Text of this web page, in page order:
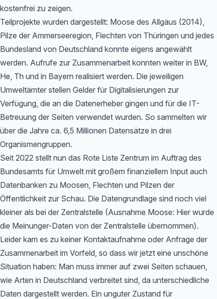
kostenfrei zu zeigen.
Teilprojekte wurden dargestellt: Moose des Allgäus (2014),
Pilze der Ammerseeregion, Flechten von Thüringen und jedes
Bundesland von Deutschland konnte eigens angewählt
werden. Aufrufe zur Zusammenarbeit konnten weiter in BW,
He, Th und in Bayern realisiert werden. Die jeweiligen
Umweltämter stellen Gelder für Digitalisierungen zur
Verfügung, die an die Datenerheber gingen und für die IT-
Betreuung der Seiten verwendet wurden. So sammelten wir
über die Jahre ca. 6,5 Millionen Datensätze in drei
Organismengruppen.
Seit 2022 stellt nun das Rote Liste Zentrum im Auftrag des
Bundesamts für Umwelt mit großem finanziellem Input auch
Datenbanken zu Moosen, Flechten und Pilzen der
Öffentlichkeit zur Schau. Die Datengrundlage sind noch viel
kleiner als bei der Zentralstelle (Ausnahme Moose: Hier wurde
die Meinunger-Daten von der Zentralstelle übernommen).
Leider kam es zu keiner Kontaktaufnahme oder Anfrage der
Zusammenarbeit im Vorfeld, so dass wir jetzt eine unschöne
Situation haben: Man muss immer auf zwei Seiten schauen,
wie Arten in Deutschland verbreitet sind, da unterschiedliche
Daten dargestellt werden. Ein unguter Zustand für